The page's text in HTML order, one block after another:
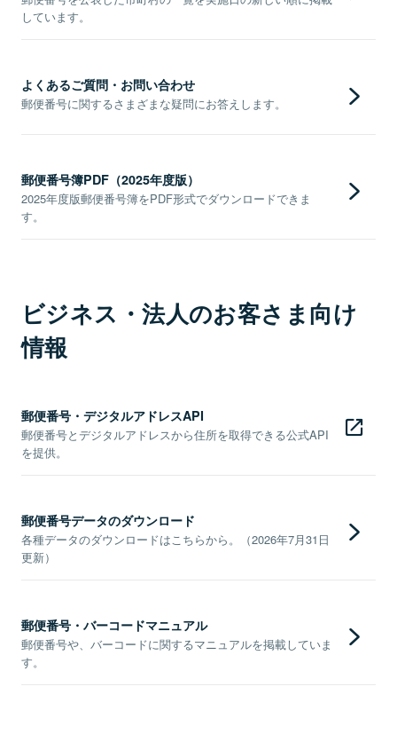
しています。
よくあるご質問・お問い合わせ
郵便番号に関するさまざまな疑問にお答えします。
郵便番号簿PDF（2025年度版）
2025年度版郵便番号簿をPDF形式でダウンロードできま
す。
ビジネス・法人のお客さま向け
情報
郵便番号・デジタルアドレスAPI
郵便番号とデジタルアドレスから住所を取得できる公式API
を提供。
郵便番号データのダウンロード
各種データのダウンロードはこちらから。（2026年7月31日
更新）
郵便番号・バーコードマニュアル
郵便番号や、バーコードに関するマニュアルを掲載していま
す。